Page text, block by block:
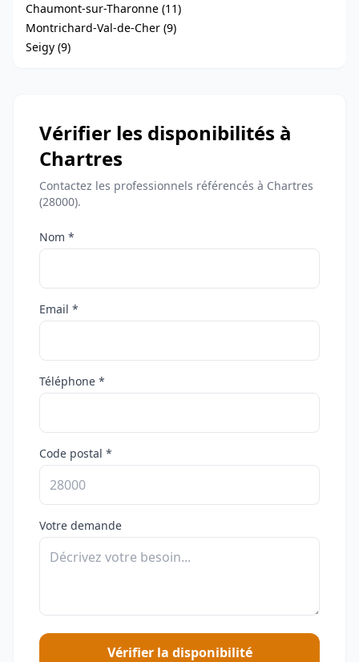
Chaumont-sur-Tharonne (11)
Montrichard-Val-de-Cher (9)
Seigy (9)
Vérifier les disponibilités à
Chartres
Contactez les professionnels référencés à Chartres
(28000).
Nom *
Email *
Téléphone *
Code postal *
Votre demande
Vérifier la disponibilité